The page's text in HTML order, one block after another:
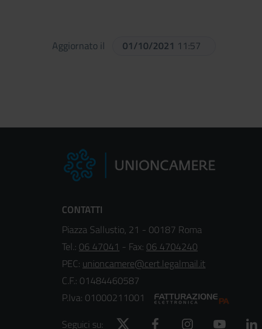
Aggiornato il 01/10/2021 11:57
CONTATTI
Piazza Sallustio, 21 - 00187 Roma
Tel.: 06 47041 - Fax: 06 4704240
PEC: unioncamere@cert.legalmail.it
C.F.: 01484460587
P.Iva: 01000211001
Seguici su:
Twitter Facebook Instagram YouTube